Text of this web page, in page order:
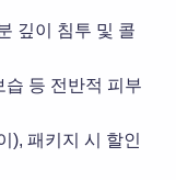
깊이 침투 및 콜
습 등 전반적 피부
), 패키지 시 할인